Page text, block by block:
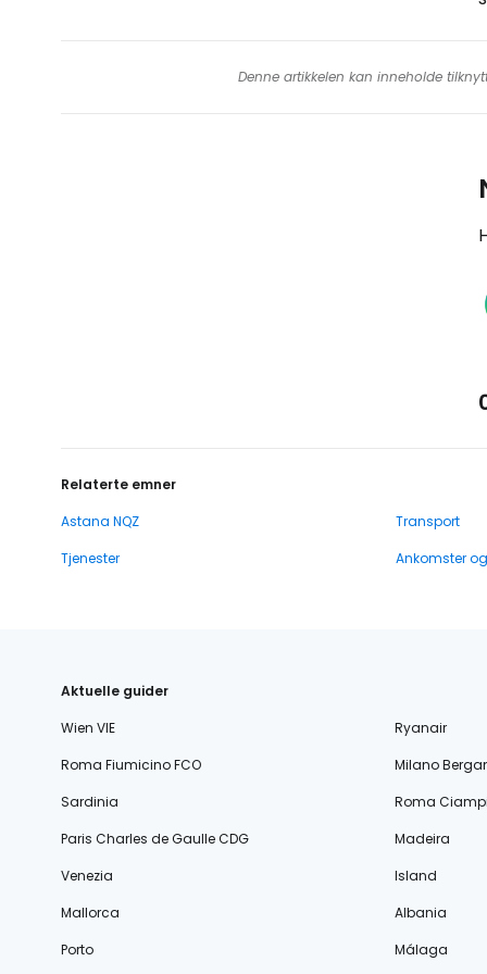
Denne artikkelen kan inneholde
Relaterte emner
Astana NQZ
Transport
Tjenester
Ankomster
Aktuelle guider
Wien VIE
Ryanair
Roma Fiumicino FCO
Milano
Sardinia
Roma
Paris Charles de Gaulle CDG
Madeira
Venezia
Island
Mallorca
Albania
Porto
Málaga